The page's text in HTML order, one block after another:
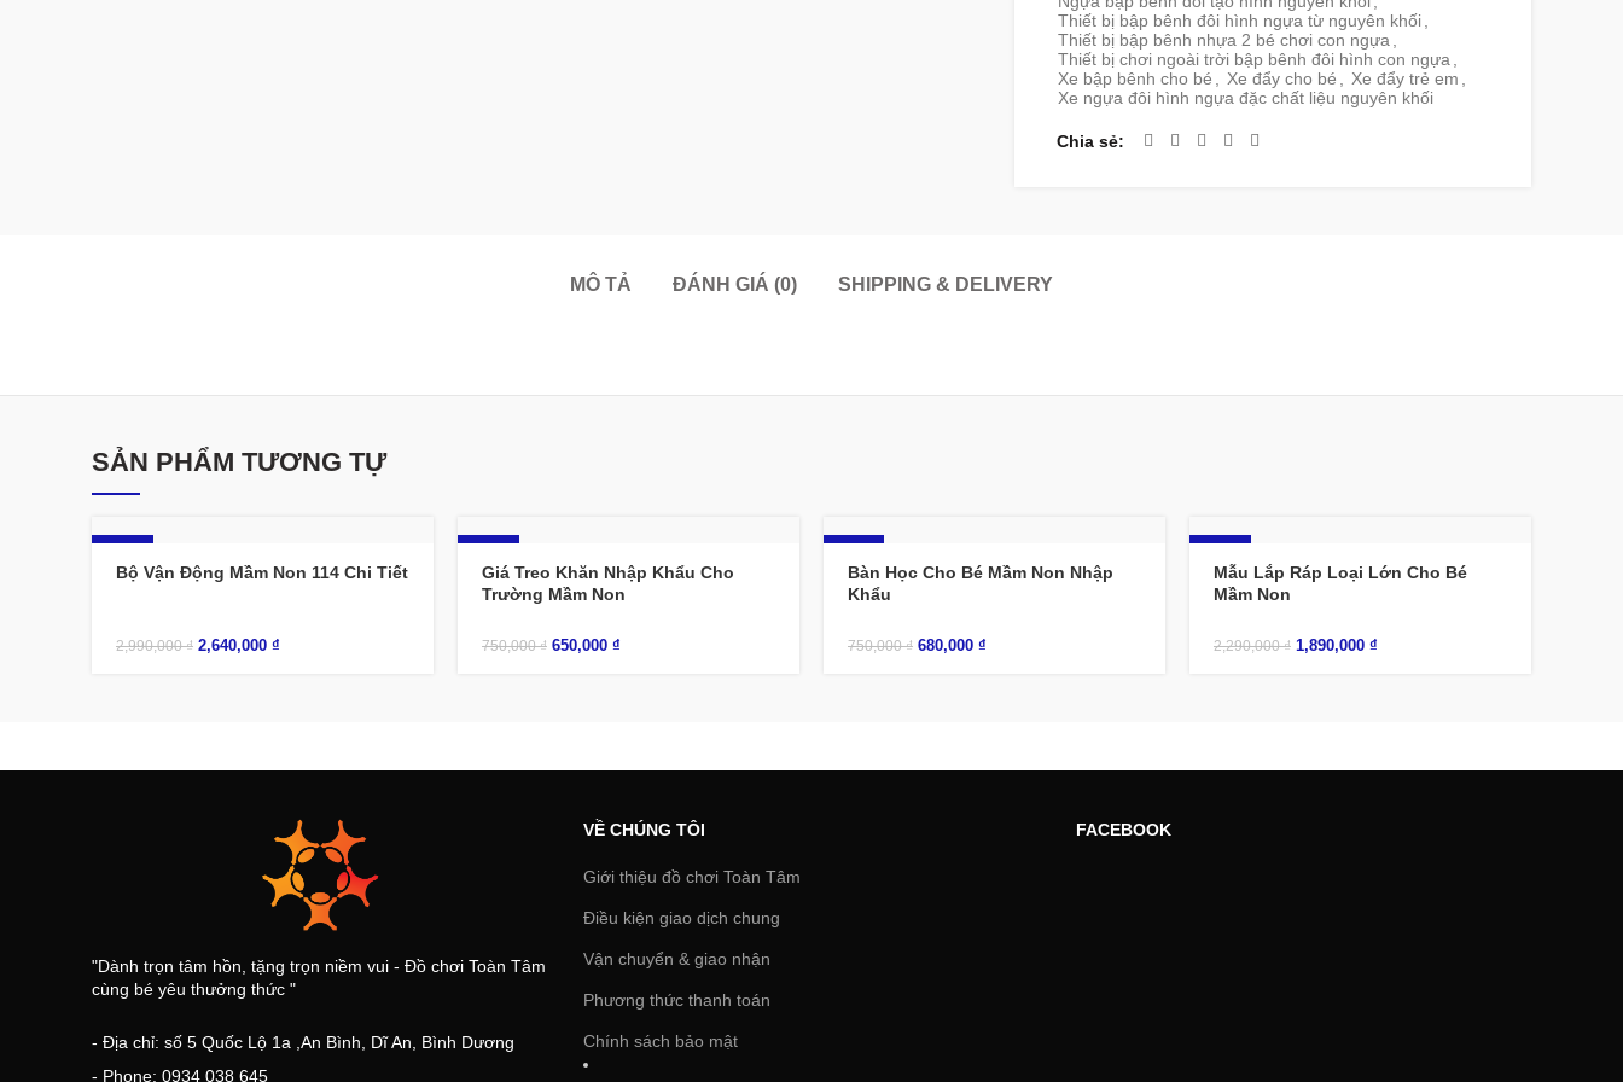
Thiết bị bập bênh đôi hình ngựa từ nguyên khối ,
Thiết bị bập bênh nhựa 2 bé chơi con ngựa ,
Thiết bị chơi ngoài trời bập bênh đôi hình con ngựa ,
Xe bập bênh cho bé , Xe đẩy cho bé , Xe đẩy trẻ em ,
Xe ngựa đôi hình ngựa đặc chất liệu nguyên khối
Chia sẻ
MÔ TẢ ĐÁNH GIÁ (0) SHIPPING & DELIVERY
SẢN PHẨM TƯƠNG TỰ
Bộ Vận Động Mầm Non 114 Chi Tiết
2,990,000₫ 2,640,000 ₫
Giá Treo Khăn Nhập Khẩu Cho
Trường Mầm Non
750,000₫ 650,000 ₫
Bàn Học Cho Bé Mầm Non Nhập
Khẩu
750,000₫ 680,000 ₫
Mẫu Lắp Ráp Loại Lớn Cho Bé
Mầm Non
2,290,000₫ 1,890,000 ₫
"Dành trọn tâm hồn, tặng trọn niềm vui - Đồ chơi Toàn Tâm
cùng bé yêu thưởng thức "
- Địa chỉ: số 5 Quốc Lộ 1a ,An Bình, Dĩ An, Bình Dương
- Phone: 0934 038 645
VỀ CHÚNG TÔI
Giới thiệu đồ chơi Toàn Tâm
Điều kiện giao dịch chung
Vận chuyển & giao nhận
Phương thức thanh toán
Chính sách bảo mật
FACEBOOK